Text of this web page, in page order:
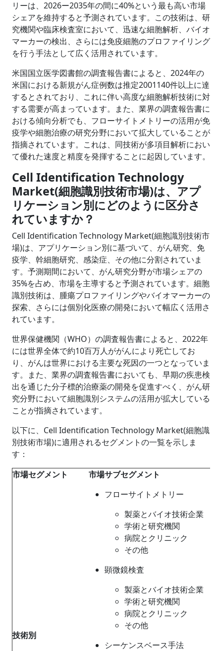
リーは、2026ー2035年の間に40%という最も高い市場
シェアを維持すると予測されています。この技術は、研
究機関や臨床検査室において、迅速な細胞解析、バイオ
マーカーの検出、さらには免疫細胞のプロファイリング
を行う手法として広く活用されています。
米国国立医学図書館の調査報告書によると、2024年の
米国における新規がん症例数は推定2001140件以上に達
するとされており、これに伴い高度な細胞解析技術に対
する需要が高まっています。また、業界の調査報告書に
おける傾向分析でも、フローサイトメトリーの活用が免
疫学や細胞治療の研究分野において拡大していることが
指摘されています。これは、同技術が多項目解析におい
て優れた速度と精度を発揮することに起因しています。
Cell Identification Technology
Market(細胞識別技術市場)は、アプ
リケーション別にどのように区分さ
れていますか？
Cell Identification Technology Market(細胞識別技術市
場)は、アプリケーション別に基づいて、がん研究、免
疫学、幹細胞研究、感染症、その他に分割されていま
す。予測期間において、がん研究分野が市場シェアの
35%を占め、市場を主導すると予測されています。細胞
識別技術は、腫瘍プロファイリングやバイオマーカーの
探索、さらには個別化医療の開発において幅広く活用さ
れています。
世界保健機関（WHO）の調査報告書によると、2022年
には世界全体で約10百万人ががんにより死亡してお
り、がんは世界における主要な死因の一つとなっていま
す。また、業界の調査報告書においても、早期の疾患検
出を通じた分子標的治療薬の開発を促進すべく、がん研
究分野において細胞識別システムの活用が拡大している
ことが指摘されています。
以下に、Cell Identification Technology Market(細胞識
別技術市場)に適用されるセグメントの一覧を示しま
す：
市場セグメント
市場サブセグメント
技術別
フローサイトメトリー
製薬とバイオ技術企業
学術と研究機関
病院とクリニック
その他
顕微鏡検査
製薬とバイオ技術企業
学術と研究機関
病院とクリニック
その他
シーケンスベース手法